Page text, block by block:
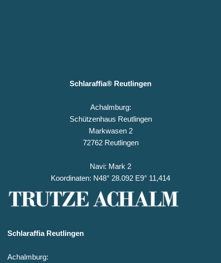
Schlaraffia® Reutlingen
Achalmburg:
Schützenhaus Reutlingen
Markwasen 2
72762 Reutlingen
Navi: Mark 2
Koordinaten: N48° 28.092 E9° 11,414
Schlaraffia Reutlingen
Achalmburg: